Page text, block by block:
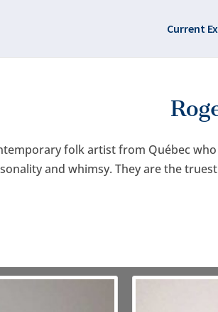
Current
folk artist from Québec
and whimsy. They are the